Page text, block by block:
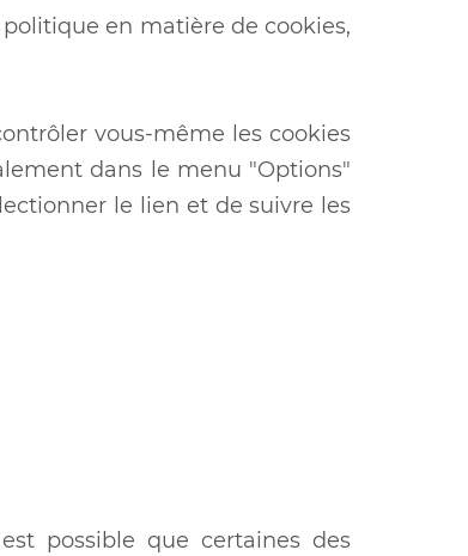
en matière de cookies,
vous-même les cookies
dans le menu "Options"
le lien et de suivre les
possible que certaines des